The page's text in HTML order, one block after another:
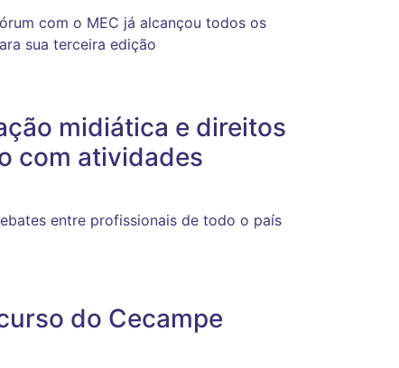
com o MEC já alcançou todos os
sua terceira edição
midiática e direitos
com atividades
entre profissionais de todo o país
do Cecampe